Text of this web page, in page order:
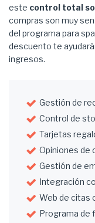
este control total
compras son muy
del programa para
descuento te
ingresos.
Gestión de
Control de
Tarjetas
Opiniones de
Gestión de
Integración
Web de citas
Programa de